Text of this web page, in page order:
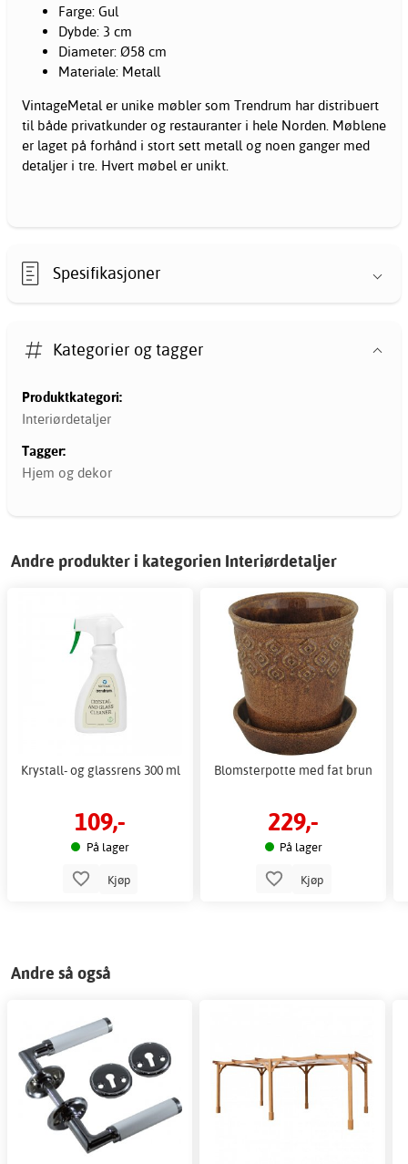
Farge: Gul
Dybde: 3 cm
Diameter: Ø58 cm
Materiale: Metall
VintageMetal er unike møbler som Trendrum har distribuert
til både privatkunder og restauranter i hele Norden. Møblene
er laget på forhånd i stort sett metall og noen ganger med
detaljer i tre. Hvert møbel er unikt.
Spesifikasjoner
Kategorier og tagger
Produktkategori:
Interiørdetaljer
Tagger:
Hjem og dekor
Andre produkter i kategorien Interiørdetaljer
Krystall- og glassrens 300 ml
109,-
På lager
Kjøp
Blomsterpotte med fat brun
229,-
På lager
Kjøp
Andre så også